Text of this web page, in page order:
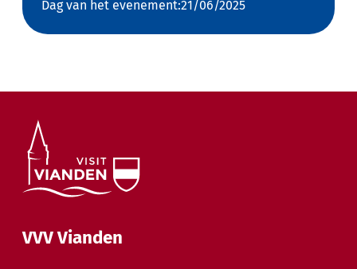
Dag van het evenement:21/06/2025
VVV Vianden